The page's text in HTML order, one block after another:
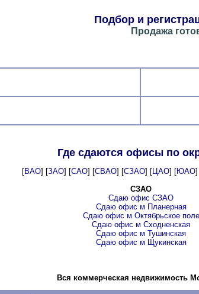
Подбор и
Продажа
Где сдаются офисы по
[ВАО] [ЗАО] [САО] [СВАО] [СЗАО] [ЦАО] [ЮАО
СЗАО
Сдаю офис СЗАО
Сдаю офис м Планерная
Сдаю офис м Октябрьское поле
Сдаю офис м Сходненская
Сдаю офис м Тушинская
Сдаю офис м Щукинская
Вся коммерческая недвижимость